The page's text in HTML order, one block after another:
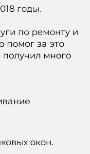
годы.
по ремонту и
помог за это
много
окон.